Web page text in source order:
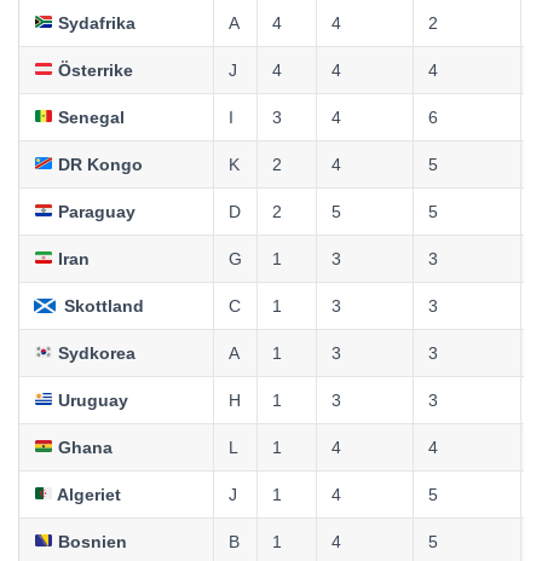
Sydafrika A 4 4 2
Österrike J 4 4 4
Senegal I 3 4 6
DR Kongo K 2 4 5
Paraguay D 2 5 5
Iran G 1 3 3
Skottland C 1 3 3
Sydkorea A 1 3 3
Uruguay H 1 3 3
Ghana L 1 4 4
Algeriet J 1 4 5
Bosnien B 1 4 5